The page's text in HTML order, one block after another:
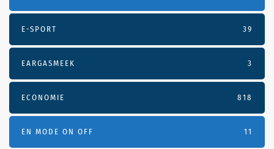
E-SPORT 39
EARGASMEEK 3
ECONOMIE 818
EN MODE ON OFF 11